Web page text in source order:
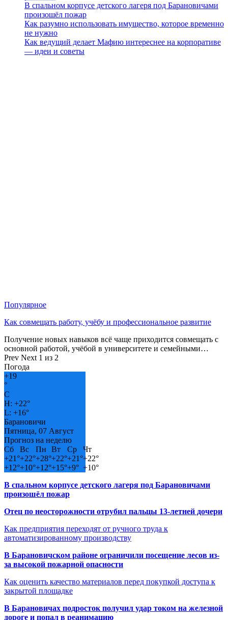
В спальном корпусе детского лагеря под Барановичами
произошёл пожар
Как разумно использовать имущество, которое временно
не нужно
Как ведущий делает Мафию интереснее на корпоративе
— идеи и советы
Популярное
Как совмещать работу, учёбу и профессиональное развитие
Получение новых навыков всё чаще приходится совмещать с
основной работой, учёбой в университете и семейными…
Prev Next 1 из 2
Погода
+19
°
C
H: +22°
L: +16°
Барановичи
Пятница, 07 Август
Прогноз на неделю
Сб
Вс Пн Вт Ср
Чт
+21°+22°+28°+22°+21°+22°
+12°+10°+12°+15°+9° +10°
В спальном корпусе детского лагеря под Барановичами
произошёл пожар
Отец по неосторожности отрубил пальцы 13-летней дочери
Как предприятия переходят от ручного труда к
автоматизированному производству
В Барановичском районе ограничили посещение лесов из-
за высокой пожарной опасности
Как оценить качество материалов перед покупкой доступа к
закрытой площадке
В Барановичах подросток получил удар током на железной
дороге и попал в реанимацию